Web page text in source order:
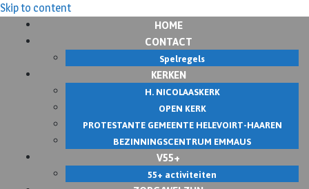
Skip to content
HOME
CONTACT
Spelregels
KERKEN
H. NICOLAASKERK
OPEN KERK
PROTESTANTE GEMEENTE HELEVOIRT-HAAREN
BEZINNINGSCENTRUM EMMAUS
V55+
55+ activiteiten